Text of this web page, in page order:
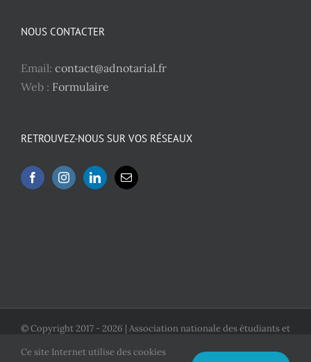
NOUS CONTACTER
Email: contact@adnotarial.fr
Web : Formulaire
RETROUVEZ-NOUS SUR VOS RÉSEAUX
© Copyright 2017 -2026 | Association nationale des étudiants et
Ce site Internet utilise des cookies